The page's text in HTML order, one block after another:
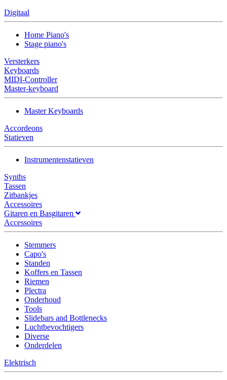
Digitaal
Home Piano's
Stage piano's
Versterkers
Keyboards
MIDI-Controller
Master-keyboard
Master Keyboards
Accordeons
Statieven
Instrumentenstatieven
Synths
Tassen
Zitbankjes
Accessoires
Gitaren en Basgitaren
Accessoires
Stemmers
Capo's
Standen
Koffers en Tassen
Riemen
Plectra
Onderhoud
Tools
Slidebars and Bottlenecks
Luchtbevochtigers
Diverse
Onderdelen
Elektrisch